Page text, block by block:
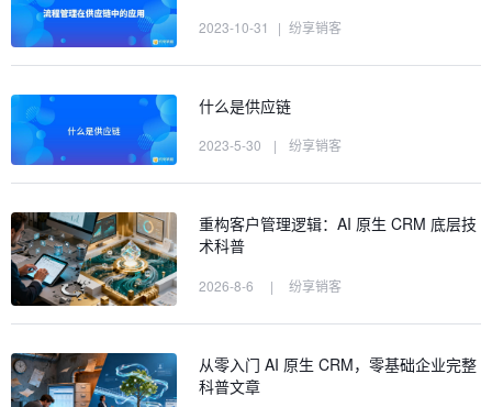
2023-10-31 | 纷享销客
什么是供应链
2023-5-30 | 纷享销客
重构客户管理逻辑：AI 原生 CRM 底层技
术科普
2026-8-6 | 纷享销客
从零入门 AI 原生 CRM，零基础企业完整
科普文章